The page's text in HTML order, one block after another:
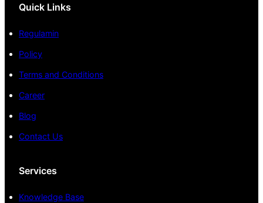
Quick Links
Regulamin
Policy
Terms and Conditions
Career
Blog
Contact Us
Services
Knowledge Base